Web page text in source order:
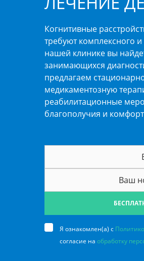
Когнитивные
требуют комплексного
нашей клинике вы
занимающихся
предлагаем
медикаментозную
реабилитационные
благополучия и
Я ознакомлен(а) с
согласие на обработку